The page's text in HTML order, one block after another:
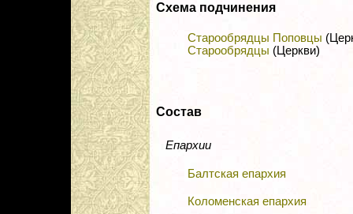
Схема подчинения
Старообрядцы Поповцы
Старообрядцы (Церкви)
Состав
Епархии
Балтская епархия
Коломенская епархия